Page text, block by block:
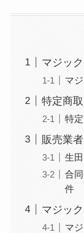
マジッ
マ
特定商
特
販売業
生
合
件
マジッ
マ